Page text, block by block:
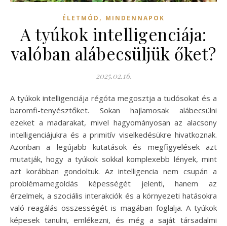
ÉLETMÓD , MINDENNAPOK
A tyúkok intelligenciája:
valóban alábecsüljük őket?
2025.02.16.
A tyúkok intelligenciája régóta megosztja a tudósokat és a
baromfi-tenyésztőket. Sokan hajlamosak alábecsülni
ezeket a madarakat, mivel hagyományosan az alacsony
intelligenciájukra és a primitív viselkedésükre hivatkoznak.
Azonban a legújabb kutatások és megfigyelések azt
mutatják, hogy a tyúkok sokkal komplexebb lények, mint
azt korábban gondoltuk. Az intelligencia nem csupán a
problémamegoldás képességét jelenti, hanem az
érzelmek, a szociális interakciók és a környezeti hatásokra
való reagálás összességét is magában foglalja. A tyúkok
képesek tanulni, emlékezni, és még a saját társadalmi